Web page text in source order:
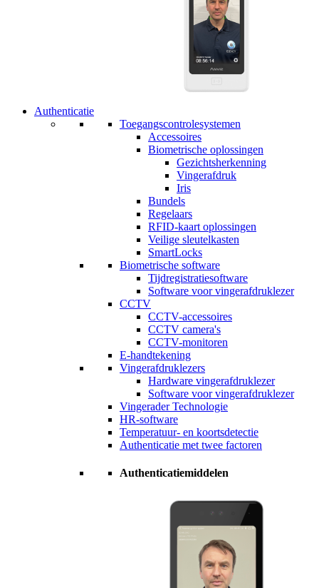
Authenticatie
Toegangscontrolesystemen
Accessoires
Biometrische oplossingen
Gezichtsherkenning
Vingerafdruk
Iris
Bundels
Regelaars
RFID-kaart oplossingen
Veilige sleutelkasten
SmartLocks
Biometrische software
Tijdregistratiesoftware
Software voor vingerafdruklezer
CCTV
CCTV-accessoires
CCTV camera's
CCTV-monitoren
E-handtekening
Vingerafdruklezers
Hardware vingerafdruklezer
Software voor vingerafdruklezer
Vingerader Technologie
HR-software
Temperatuur- en koortsdetectie
Authenticatie met twee factoren
Authenticatiemiddelen